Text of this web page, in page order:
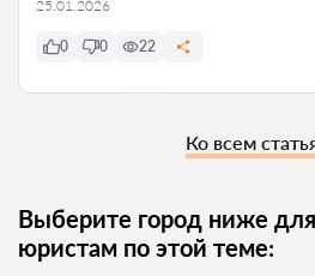
25.01.2026
0 0 22
Ко всем
Выберите город ниже
юристам по этой теме: